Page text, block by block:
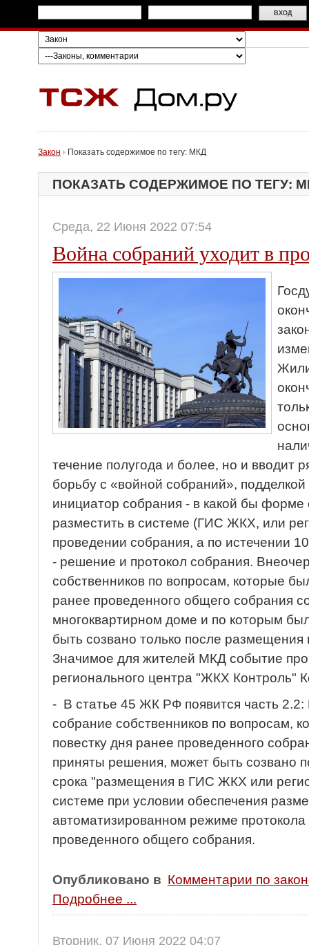
Закон Показать содержимое по тегу: МКД
ПОКАЗАТЬ СОДЕРЖИМОЕ ПО ТЕГУ:
Среда, 22 Июня 2022 07:54
Война собраний уходит в
течение полугода и более, но и вводит
борьбу с «войной собраний»,
инициатор собрания - в какой бы форме
разместить в системе (ГИС ЖКХ, или
проведении собрания, а по истечении
- решение и протокол собрания.
собственников по вопросам, которые
ранее проведенного общего собрания
многоквартирном доме и по которым
быть созвано только после размещения
Значимое для жителей МКД событие
регионального центра "ЖКХ Контроль"
- В статье 45 ЖК РФ появится часть
собрание собственников по вопросам,
повестку дня ранее проведенного
приняты решения, может быть созвано
срока "размещения в ГИС ЖКХ или
системе при условии обеспечения
автоматизированном режиме
проведенного общего собрания.
Опубликовано в Комментарии по
Подробнее ...
Вторник, 07 Июня 2022 04:07